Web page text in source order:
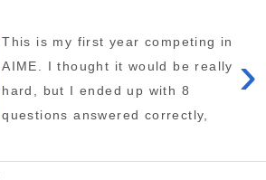
›
This is my first year competing in
AIME. I thought it would be really
hard, but I ended up with 8
questions answered correctly,